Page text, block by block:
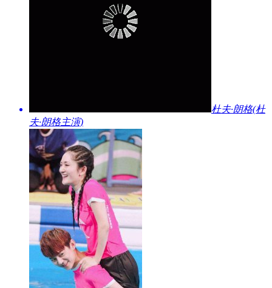
​杜夫·朗格(杜
夫·朗格主演)